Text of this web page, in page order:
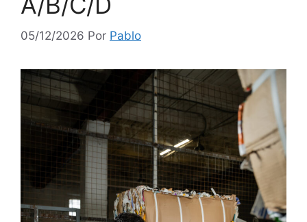
05/12/2026 Por Pablo